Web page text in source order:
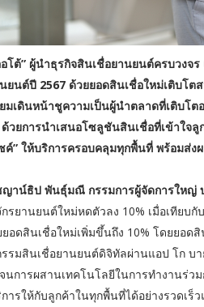
อโต้” ผู้นำธุรกิจสินเชื่อยานยนต์ครบวงจ
ยนต์ปี 2567 ด้วยยอดสินเชื่อใหม่เติบโ
มเดินหน้าชูความเป็นผู้นำตลาดที่เติบโต
ด้วยการนำเสนอโซลูชันสินเชื่อที่เข้าใจ
ค์” ให้บริการครอบคลุมทุกพื้นที่ พร้อมส่
าน์ธิป พันธุ์มณี กรรมการผู้จัดการใหญ่
รยานยนต์ใหม่หดตัวลง 10% เมื่อเทียบ
อดสินเชื่อใหม่เพิ่มขึ้นถึง 10% โดยยอด
รมสินเชื่อยานยนต์ดิจิทัลผ่านแอป โก บ
นการผสานเทคโนโลยีในการทำงานร่ว
ารให้กับลูกค้าในทุกพื้นที่ได้อย่างรวดเร็